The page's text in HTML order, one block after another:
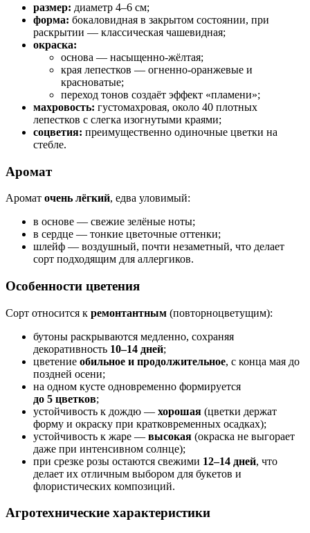
размер: диаметр 4–6 см;
форма: бокаловидная в закрытом состоянии, при
раскрытии — классическая чашевидная;
окраска:
основа — насыщенно‑жёлтая;
края лепестков — огненно‑оранжевые и
красноватые;
переход тонов создаёт эффект «пламени»;
махровость: густомахровая, около 40 плотных
лепестков с слегка изогнутыми краями;
соцветия: преимущественно одиночные цветки на
стебле.
Аромат
Аромат очень лёгкий, едва уловимый:
в основе — свежие зелёные ноты;
в сердце — тонкие цветочные оттенки;
шлейф — воздушный, почти незаметный, что делает
сорт подходящим для аллергиков.
Особенности цветения
Сорт относится к ремонтантным (повторноцветущим):
бутоны раскрываются медленно, сохраняя
декоративность 10–14 дней;
цветение обильное и продолжительное, с конца мая до
поздней осени;
на одном кусте одновременно формируется
до 5 цветков;
устойчивость к дождю — хорошая (цветки держат
форму и окраску при кратковременных осадках);
устойчивость к жаре — высокая (окраска не выгорает
даже при интенсивном солнце);
при срезке розы остаются свежими 12–14 дней, что
делает их отличным выбором для букетов и
флористических композиций.
Агротехнические характеристики